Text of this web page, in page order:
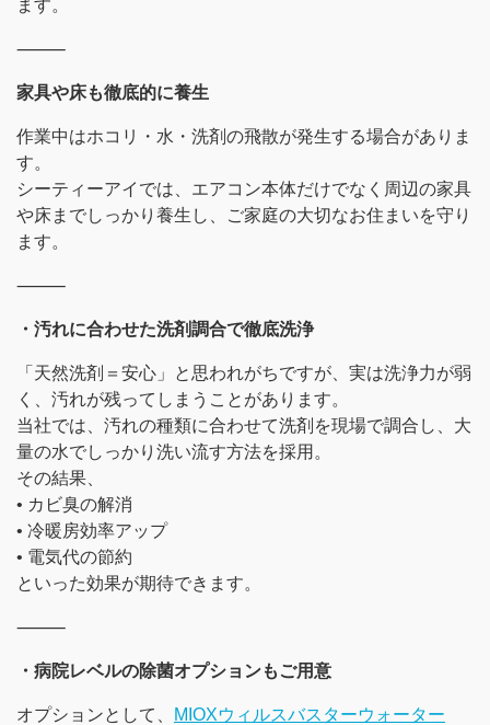
ます。
⸻
家具や床も徹底的に養生
作業中はホコリ・水・洗剤の飛散が発生する場合がありま
す。
シーティーアイでは、エアコン本体だけでなく周辺の家具
や床までしっかり養生し、ご家庭の大切なお住まいを守り
ます。
⸻
・汚れに合わせた洗剤調合で徹底洗浄
「天然洗剤＝安心」と思われがちですが、実は洗浄力が弱
く、汚れが残ってしまうことがあります。
当社では、汚れの種類に合わせて洗剤を現場で調合し、大
量の水でしっかり洗い流す方法を採用。
その結果、
• カビ臭の解消
• 冷暖房効率アップ
• 電気代の節約
といった効果が期待できます。
⸻
・病院レベルの除菌オプションもご用意
オプションとして、
MIOXウィルスバスターウォーター